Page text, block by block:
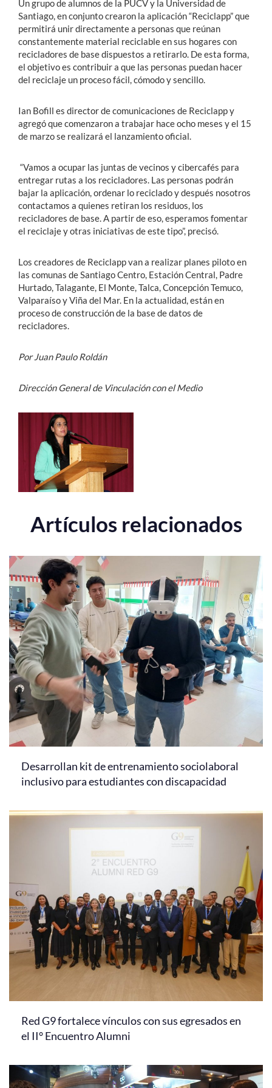
Un grupo de alumnos de la PUCV y la Universidad de
Santiago, en conjunto crearon la aplicación “Reciclapp” que
permitirá unir directamente a personas que reúnan
constantemente material reciclable en sus hogares con
recicladores de base dispuestos a retirarlo. De esta forma,
el objetivo es contribuir a que las personas puedan hacer
del reciclaje un proceso fácil, cómodo y sencillo.
Ian Bofill es director de comunicaciones de Reciclapp y
agregó que comenzaron a trabajar hace ocho meses y el 15
de marzo se realizará el lanzamiento oficial.
“Vamos a ocupar las juntas de vecinos y cibercafés para
entregar rutas a los recicladores. Las personas podrán
bajar la aplicación, ordenar lo reciclado y después nosotros
contactamos a quienes retiran los residuos, los
recicladores de base. A partir de eso, esperamos fomentar
el reciclaje y otras iniciativas de este tipo”, precisó.
Los creadores de Reciclapp van a realizar planes piloto en
las comunas de Santiago Centro, Estación Central, Padre
Hurtado, Talagante, El Monte, Talca, Concepción Temuco,
Valparaíso y Viña del Mar. En la actualidad, están en
proceso de construcción de la base de datos de
recicladores.
Por Juan Paulo Roldán
Dirección General de Vinculación con el Medio
Artículos relacionados
Desarrollan kit de entrenamiento sociolaboral
inclusivo para estudiantes con discapacidad
Red G9 fortalece vínculos con sus egresados en
el II° Encuentro Alumni